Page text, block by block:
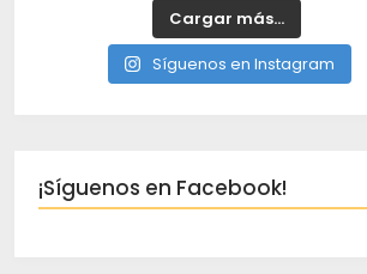
Cargar más...
Síguenos en Instagram
¡Síguenos en Facebook!